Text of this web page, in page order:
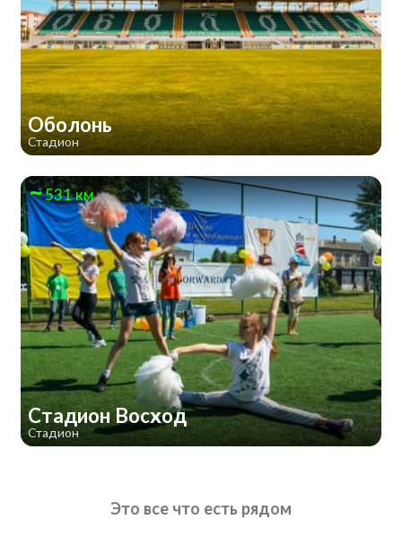
Оболонь
Стадион
531 км
Стадион Восход
Стадион
Это все что есть рядом